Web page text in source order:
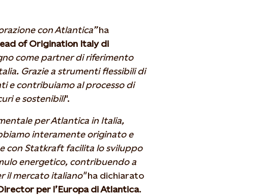
con Atlantica”ha
of Origination Italy di
come partner di riferimento
Grazie a strumenti flessibili di
e contribuiamo al processo di
e sostenibili".
per Atlantica in Italia,
interamente originato e
con Statkraft facilita lo sviluppo
energetico, contribuendo a
il mercato italiano"ha dichiarato
per l’Europa di Atlantica.